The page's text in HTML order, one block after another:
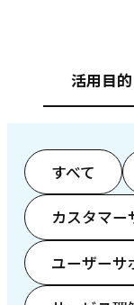
活用目的
すべて
カスタマー
ユーザーサ